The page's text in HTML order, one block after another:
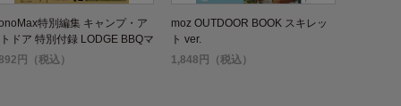
特別編集 キャンプ・ア
ドア 特別付録 LODGE BBQマ
トング
円（税込）
moz OUTDOOR BOOK スキレッ
ト ver.
1,848円（税込）